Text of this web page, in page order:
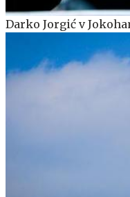
Darko Jorgić v